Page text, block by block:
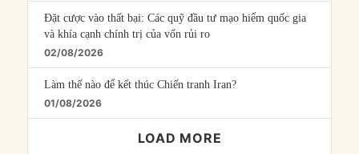
Đặt cược vào thất bại: Các quỹ đầu tư mạo hiểm quốc gia
và khía cạnh chính trị của vốn rủi ro
02/08/2026
Làm thế nào để kết thúc Chiến tranh Iran?
01/08/2026
LOAD MORE